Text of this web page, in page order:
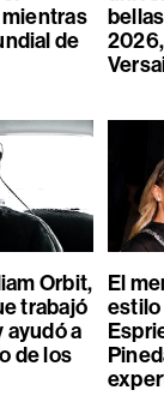
de
Orbit,
trabajó
ayudó a
de los
El
estilo